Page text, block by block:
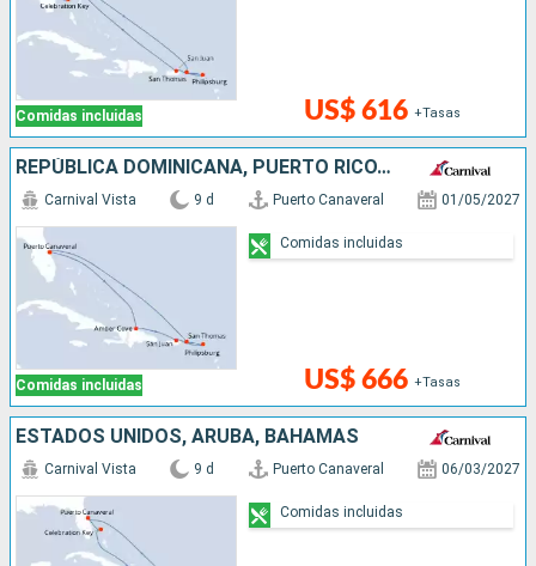
Comidas incluidas US$ 616 +Tasas
REPÚBLICA DOMINICANA, PUERTO RICO, SAN MARTÍN, ESTADOS UNIDOS
Comidas incluidas
Carnival Vista 9 d Puerto Canaveral 01/05/2027
US$ 666 +Tasas
Comidas incluidas
ESTADOS UNIDOS, ARUBA, BAHAMAS
Carnival Vista 9 d Puerto Canaveral 06/03/2027
Comidas incluidas